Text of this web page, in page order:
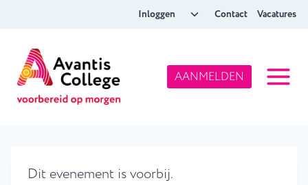
inhoud
Inloggen
ToggleContact Vacatures
AANMELDEN
Dit evenement is voorbij.